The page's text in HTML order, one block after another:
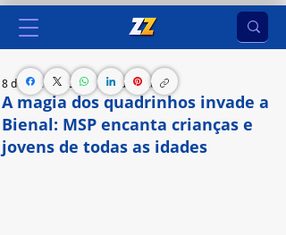
A magia dos quadrinhos invade a
Bienal: MSP encanta crianças e
jovens de todas as idades
8 de set. de 2024 6 min de leitura